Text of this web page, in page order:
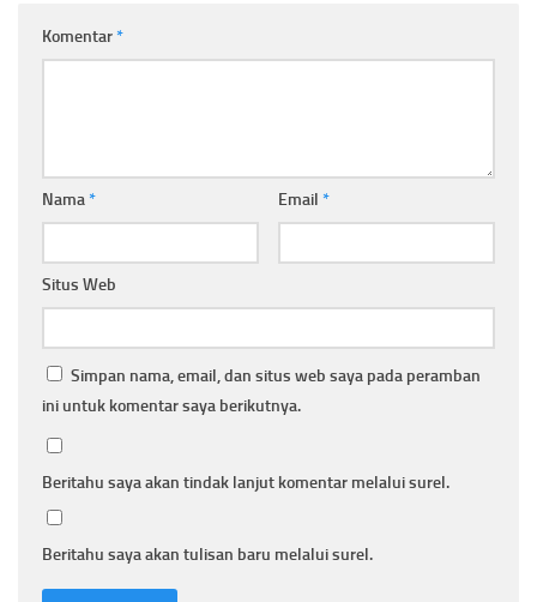
Komentar*
Nama* Email *
Situs Web
Simpan nama, email, dan situs web saya pada peramban
ini untuk komentar saya berikutnya.
Beritahu saya akan tindak lanjut komentar melalui surel.
Beritahu saya akan tulisan baru melalui surel.